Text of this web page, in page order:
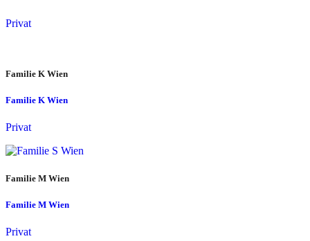
Privat
Familie K Wien
Familie K Wien
Privat
Familie M Wien
Familie M Wien
Privat